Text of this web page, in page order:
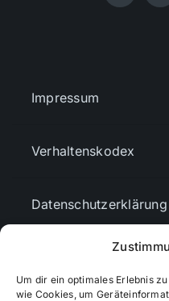
Um dir ein optimales Erlebnis
wie Cookies, um
Impressum
Verhaltenskodex
Datenschutzerklärung